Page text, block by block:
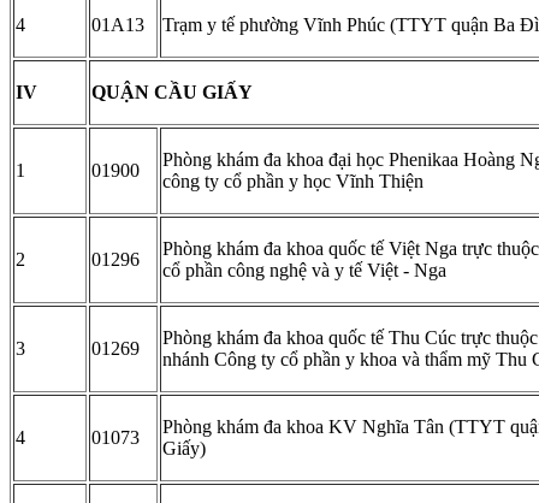
4 01A13 Trạm y tế phường Vĩnh Phúc (TTYT quận Ba
IV QUẬN CẦU GIẤY
1 01900
Phòng khám đa khoa đại học Phenikaa Hoàng
công ty cổ phần y học Vĩnh Thiện
2 01296
Phòng khám đa khoa quốc tế Việt Nga trực
cổ phần công nghệ và y tế Việt - Nga
3 01269
Phòng khám đa khoa quốc tế Thu Cúc trực
nhánh Công ty cổ phần y khoa và thẩm mỹ Thu
4 01073
Phòng khám đa khoa KV Nghĩa Tân (TTYT
Giấy)